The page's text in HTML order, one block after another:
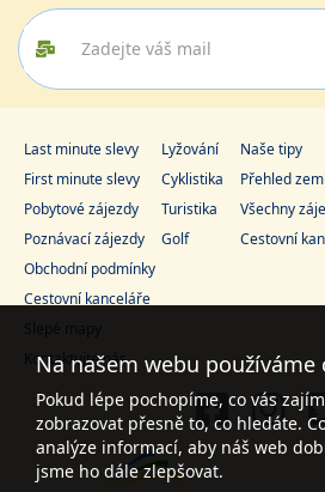
Last minute slevy
First minute slevy
Pobytové zájezdy
Poznávací zájezdy
Lyžování
Cyklistika
Turistika
Golf
Naše tipy
Přehled
Všechny
Cestovní
Obchodní podmínky
Cestovní kanceláře
Slepé mapy
Kontaktujte nás
Na našem webu používáme
Pokud lépe pochopíme, co vás
zobrazovat přesně to, co hledáte.
analýze informací, aby náš web
jsme ho dále zlepšovat.